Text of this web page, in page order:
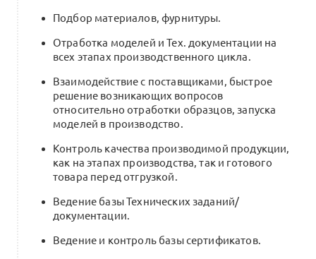
Подбор материалов, фурнитуры.
Отработка моделей и Тех. документации на
всех этапах производственного цикла.
Взаимодействие с поставщиками, быстрое
решение возникающих вопросов
относительно отработки образцов, запуска
моделей в производство.
Контроль качества производимой продукции,
как на этапах производства, так и готового
товара перед отгрузкой.
Ведение базы Технических заданий/
документации.
Ведение и контроль базы сертификатов.